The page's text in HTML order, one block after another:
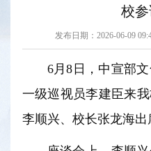
校
发布日期：2026-06-09
6月8日，中宣部
一级巡视员李建臣来
李顺兴、校长张龙海出